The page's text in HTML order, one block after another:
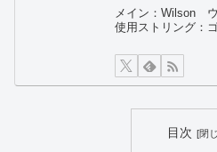
メイン：Wilson
使用ストリング
目次